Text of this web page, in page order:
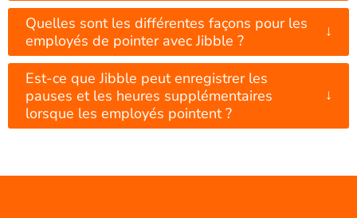
Quelles sont les différentes façons pour les
employés de pointer avec Jibble ?
↓
Est-ce que Jibble peut enregistrer les
pauses et les heures supplémentaires
lorsque les employés pointent ?
↓